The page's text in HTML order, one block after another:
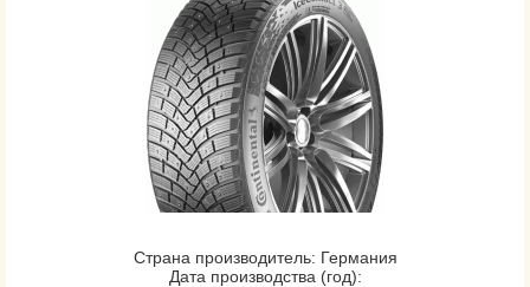
Страна производитель: Германия
Дата производства (год):